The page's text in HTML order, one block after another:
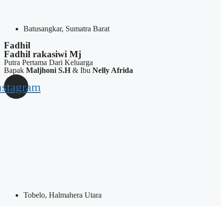
Batusangkar, Sumatra Barat
Fadhil
Fadhil rakasiwi Mj
Putra Pertama Dari Keluarga
Bapak Maljhoni S.H& Ibu Nelly Afrida
Tobelo, Halmahera Utara